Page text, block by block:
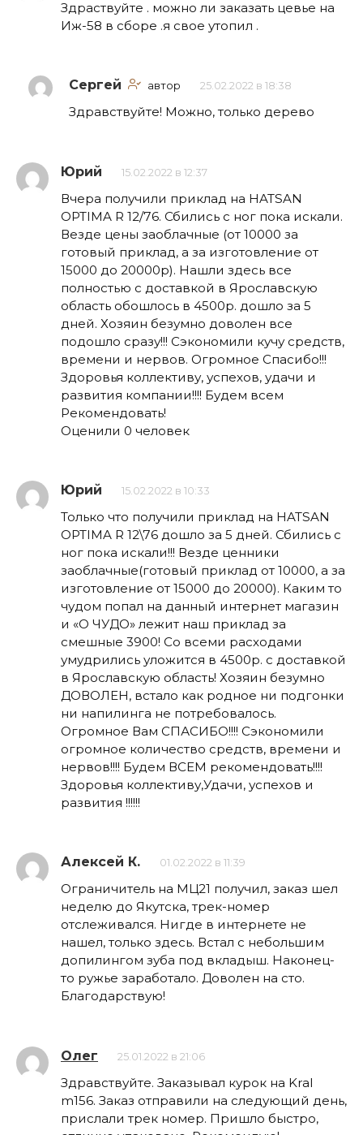
Здраствуйте . можно ли заказать цевье на
Иж-58 в сборе .я свое утопил .
Сергей автор 25.02.2022 в 18:38
Здравствуйте! Можно, только дерево
Юрий 15.02.2022 в 12:37
Вчера получили приклад на HATSAN
OPTIMA R 12/76. Сбились с ног пока искали.
Везде цены заоблачные (от 10000 за
готовый приклад, а за изготовление от
15000 до 20000р). Нашли здесь все
полностью с доставкой в Ярославскую
область обошлось в 4500р. дошло за 5
дней. Хозяин безумно доволен все
подошло сразу!!! Сэкономили кучу средств,
времени и нервов. Огромное Спасибо!!!
Здоровья коллективу, успехов, удачи и
развития компании!!!! Будем всем
Рекомендовать!
Оценили 0 человек
Юрий 15.02.2022 в 10:33
Только что получили приклад на HATSAN
OPTIMA R 12\76 дошло за 5 дней. Сбились с
ног пока искали!!! Везде ценники
заоблачные(готовый приклад от 10000, а за
изготовление от 15000 до 20000). Каким то
чудом попал на данный интернет магазин
и «О ЧУДО» лежит наш приклад за
смешные 3900! Со всеми расходами
умудрились уложится в 4500р. с доставкой
в Ярославскую область! Хозяин безумно
ДОВОЛЕН, встало как родное ни подгонки
ни напилинга не потребовалось.
Огромное Вам СПАСИБО!!!! Сэкономили
огромное количество средств, времени и
нервов!!!! Будем ВСЕМ рекомендовать!!!!
Здоровья коллективу,Удачи, успехов и
развития !!!!!!
Алексей К. 01.02.2022 в 11:39
Ограничитель на МЦ21 получил, заказ шел
неделю до Якутска, трек-номер
отслеживался. Нигде в интернете не
нашел, только здесь. Встал с небольшим
допилингом зуба под вкладыш. Наконец-
то ружье заработало. Доволен на сто.
Благодарствую!
Олег 25.01.2022 в 21:06
Здравствуйте. Заказывал курок на Kral
m156. Заказ отправили на следующий день,
прислали трек номер. Пришло быстро,